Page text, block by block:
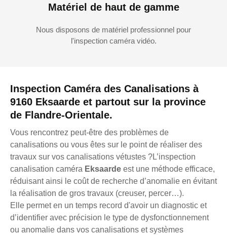
Inspection Caméra des Canalisations à
9160 Eksaarde et partout sur la province
de Flandre-Orientale.
Vous rencontrez peut-être des problèmes de
canalisations ou vous êtes sur le point de réaliser des
travaux sur vos canalisations vétustes ?L’inspection
canalisation caméra Eksaarde est une méthode efficace,
réduisant ainsi le coût de recherche d’anomalie en évitant
la réalisation de gros travaux (creuser, percer…).
Elle permet en un temps record d'avoir un diagnostic et
d’identifier avec précision le type de dysfonctionnement
ou anomalie dans vos canalisations et systèmes
Matériel de haut de gamme
Nous disposons de matériel professionnel pour
l'inspection caméra vidéo.